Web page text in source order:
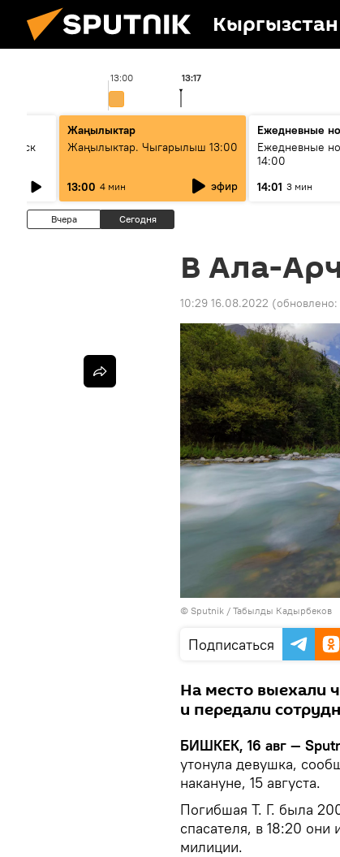
Кыргызстан
13:00 13:17
Жаңылыктар
Жаңылыктар. Чыгарылыш 13:00
13:00 4 мин эфир
Ежедневные
Ежедневные
14:00
14:01 3 мин
Вчера Сегодня
В Ала-
10:29 16.08.2022 (обновлено:
© Sputnik / Табылды Кадырбеков
Подписаться
На место выехали
и передали
БИШКЕК, 16 авг —
утонула девушка,
накануне, 15 августа.
Погибшая Т. Г. была
спасателя, в 18:20 они
милиции.